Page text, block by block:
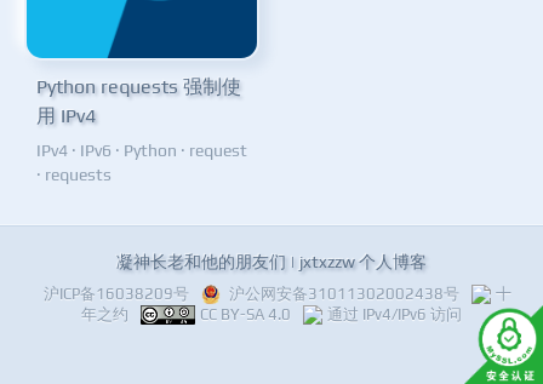
Python requests 强制使
用 IPv4
IPv4 · IPv6 · Python · request
· requests
凝神长老和他的朋友们 | jxtxzzw 个人博客
沪ICP备16038209号 沪公网安备31011302002438号
十
年之约
CC BY-SA 4.0 通过 IPv4/IPv6 访问